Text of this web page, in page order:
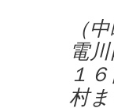
（
電
１
村ま